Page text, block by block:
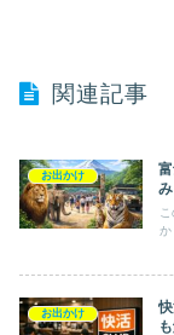
関連記事
お出かけ
お出かけ